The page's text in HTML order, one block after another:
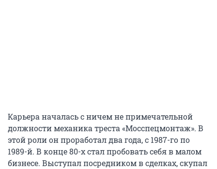
Карьера началась с ничем не примечательной
должности механика треста «Мосспецмонтаж». В
этой роли он проработал два года, с 1987-го по
1989-й. В конце 80-х стал пробовать себя в малом
бизнесе. Выступал посредником в сделках, скупал